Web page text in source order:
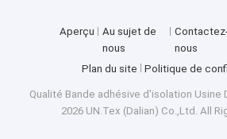
Aperçu
Au sujet de
nous
nous
Plan du site
Politique de
Qualité Bande adhésive d'isolation Usine
2026 UN.Tex (Dalian) Co.,Ltd. All